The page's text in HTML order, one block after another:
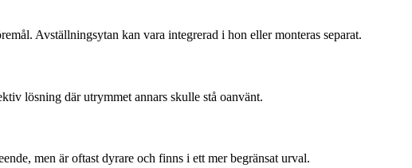
Avställningsytan kan vara integrerad i hon eller monteras separat.
lösning där utrymmet annars skulle stå oanvänt.
men är oftast dyrare och finns i ett mer begränsat urval.